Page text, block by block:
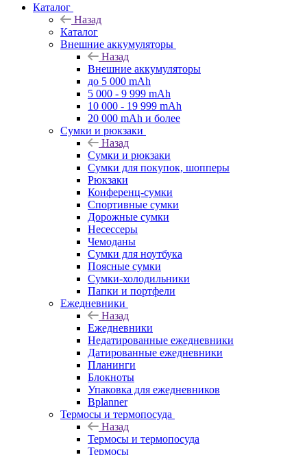
Каталог
Назад
Каталог
Внешние аккумуляторы
Назад
Внешние аккумуляторы
до 5 000 mAh
5 000 - 9 999 mAh
10 000 - 19 999 mAh
20 000 mAh и более
Сумки и рюкзаки
Назад
Сумки и рюкзаки
Сумки для покупок, шопперы
Рюкзаки
Конференц-сумки
Спортивные сумки
Дорожные сумки
Несессеры
Чемоданы
Сумки для ноутбука
Поясные сумки
Сумки-холодильники
Папки и портфели
Ежедневники
Назад
Ежедневники
Недатированные ежедневники
Датированные ежедневники
Планинги
Блокноты
Упаковка для ежедневников
Bplanner
Термосы и термопосуда
Назад
Термосы и термопосуда
Термосы